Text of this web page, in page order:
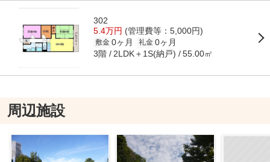
302
5.4万円 (管理費等：5,000円)
敷金 0ヶ月 礼金 0ヶ月
3階 2LDK＋1S(納戸) 55.00㎡
周辺施設